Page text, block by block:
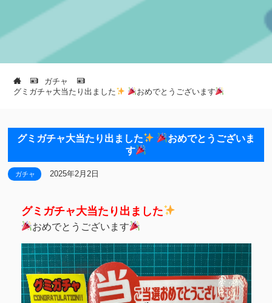
ガチャ
グミガチャ大当たり出ました
おめでとうございます
グミガチャ大当たり出ました
おめでとうございま
す
ガチャ 2025年2月2日
グミガチャ大当たり出ました
おめでとうございます